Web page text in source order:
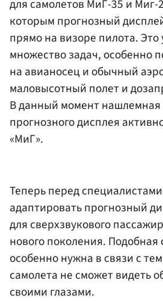
для самолетов МиГ-35 и Миг-
которым прогнозный
прямо на визоре пилота.
множество задач, особенно
на авианосец и обычный
маловысотный полет и
В данный момент
прогнозного дисплея
«МиГ».
Теперь перед
адаптировать прогнозный
для сверхзвукового
нового поколения. Подобная
особенно нужна в связи с
самолета не сможет видеть
своими глазами.